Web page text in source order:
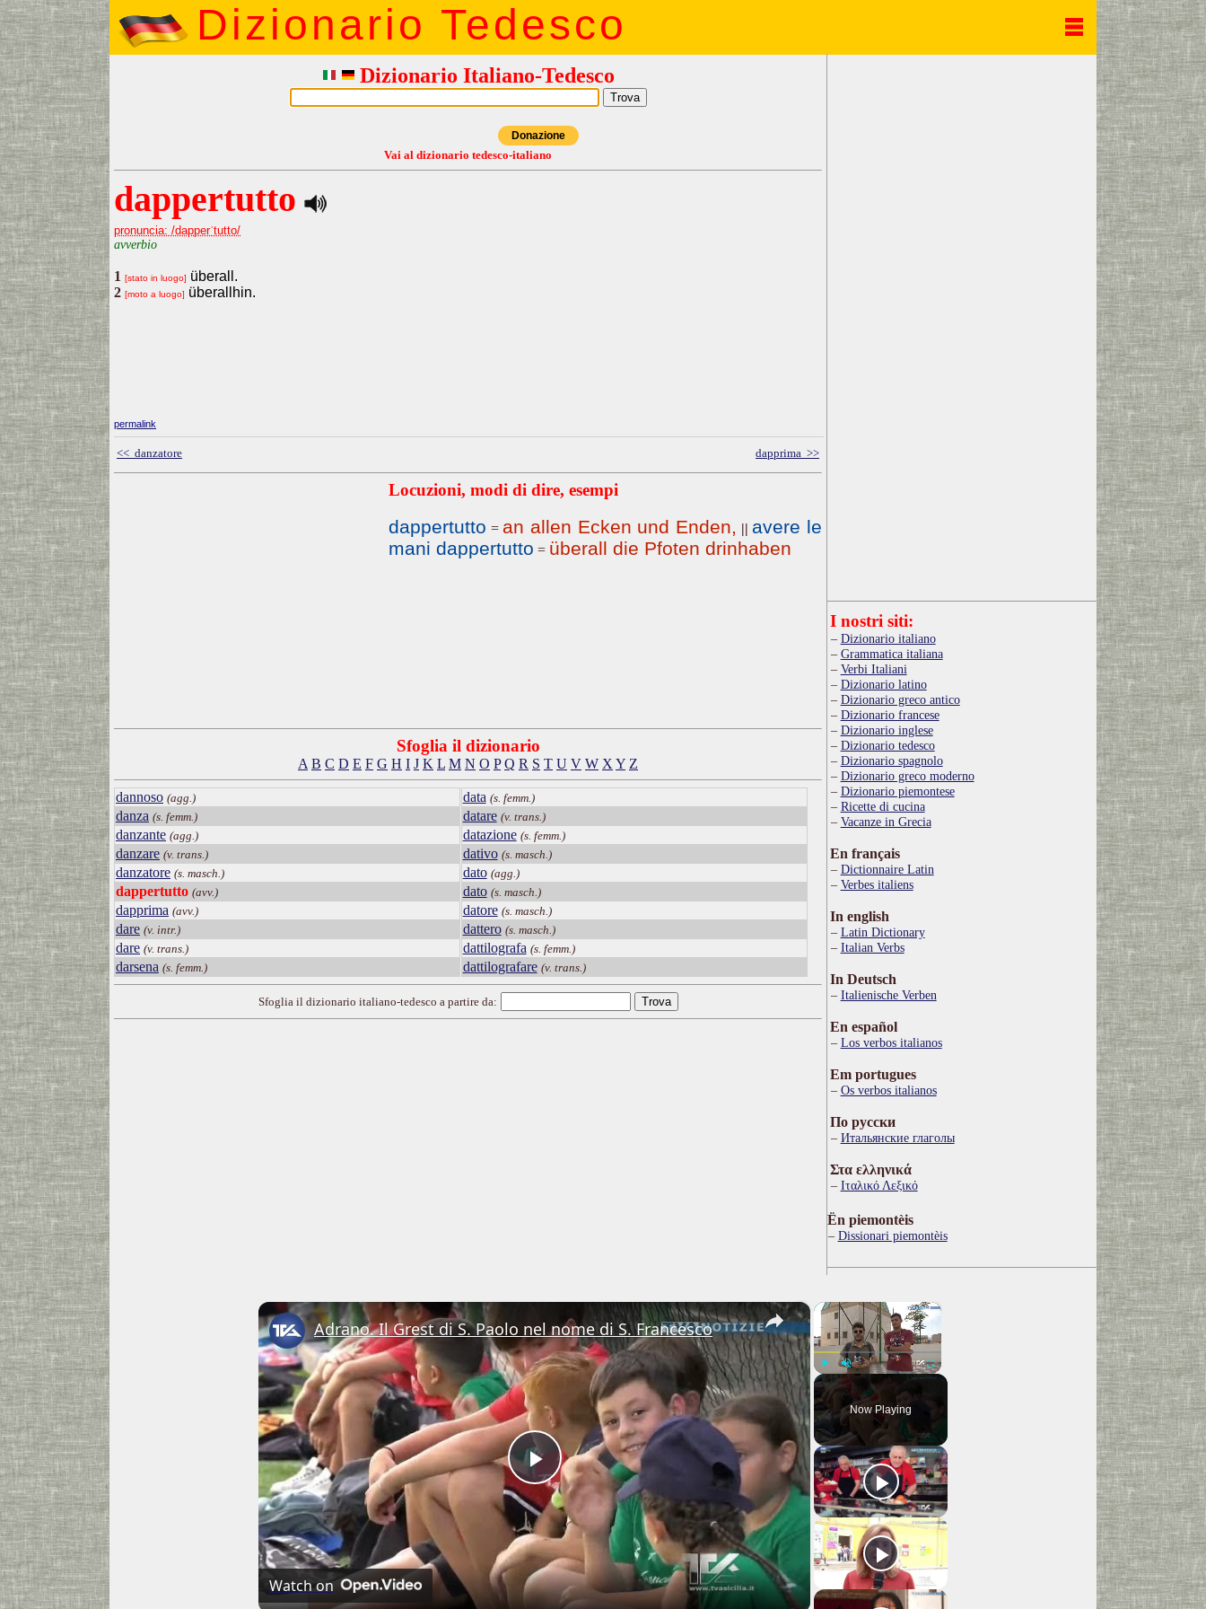
Dizionario Tedesco
Dizionario Italiano-Tedesco
Donazione
Vai al dizionario tedesco-italiano
dappertutto
pronuncia: /dapperˈtutto/
avverbio
1 [stato in luogo] überall.
2 [moto a luogo] überallhin.
permalink
<< danzatore dapprima >>
Locuzioni, modi di dire, esempi
dappertutto = an allen Ecken und Enden, || avere le
mani dappertutto = überall die Pfoten drinhaben
Sfoglia il dizionario
A B C D E F G H I J K L M N O P Q R S T U V W X Y Z
dannoso (agg.)
danza (s. femm.)
danzante (agg.)
danzare (v. trans.)
danzatore (s. masch.)
dappertutto (avv.)
dapprima (avv.)
dare (v. intr.)
dare (v. trans.)
darsena (s. femm.)
data (s. femm.)
datare (v. trans.)
datazione (s. femm.)
dativo (s. masch.)
dato (agg.)
dato (s. masch.)
datore (s. masch.)
dattero (s. masch.)
dattilografa (s. femm.)
dattilografare (v. trans.)
Sfoglia il dizionario italiano-tedesco a partire da:
I nostri siti:
Dizionario italiano
Grammatica italiana
Verbi Italiani
Dizionario latino
Dizionario greco antico
Dizionario francese
Dizionario inglese
Dizionario tedesco
Dizionario spagnolo
Dizionario greco moderno
Dizionario piemontese
Ricette di cucina
Vacanze in Grecia
En français
Dictionnaire Latin
Verbes italiens
In english
Latin Dictionary
Italian Verbs
In Deutsch
Italienische Verben
En español
Los verbos italianos
Em portugues
Os verbos italianos
По русски
Итальянские глаголы
Στα ελληνικά
Ιταλικό Λεξικό
Ën piemontèis
Dissionari piemontèis
×
Play Unmute Fullscreen
Now Playing
×
Play
Video
Adrano. Il Grest di S. Paolo nel nome di S. Francesco
Watch on